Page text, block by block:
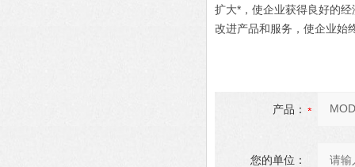
扩大*，使企业获得良好的
改进产品和服务，使企业始
产品：
您的单位：